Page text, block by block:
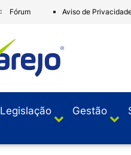
Fórum Aviso de
Legislação Gestão